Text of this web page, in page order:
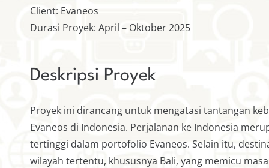
Client: Evaneos
Durasi Proyek: April – Oktober 2025
Deskripsi Proyek
Proyek ini dirancang untuk mengatasi tantangan
Evaneos di Indonesia. Perjalanan ke Indonesia
tertinggi dalam portofolio Evaneos. Selain itu,
wilayah tertentu, khususnya Bali, yang memicu